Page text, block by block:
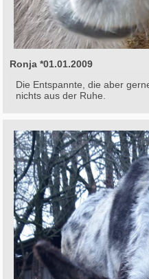
Ronja *01.01.2009
Die Entspannte, die aber
nichts aus der Ruhe.